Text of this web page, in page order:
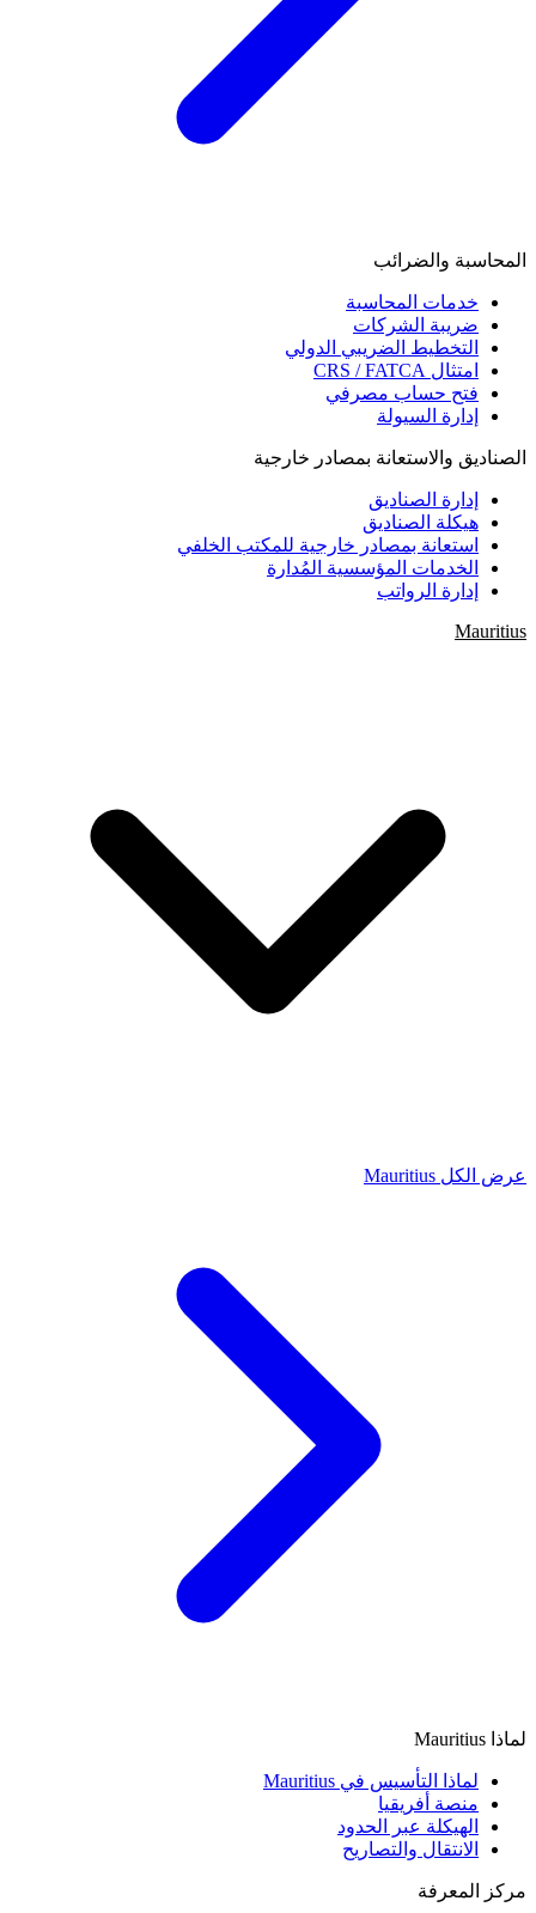
المحاسبة والضرائب
خدمات المحاسبة
ضريبة الشركات
التخطيط الضريبي الدولي
امتثال CRS / FATCA
فتح حساب مصرفي
إدارة السيولة
الصناديق والاستعانة بمصادر خارجية
إدارة الصناديق
هيكلة الصناديق
استعانة بمصادر خارجية للمكتب الخلفي
الخدمات المؤسسية المُدارة
إدارة الرواتب
Mauritius
عرض الكل Mauritius
لماذا Mauritius
لماذا التأسيس في Mauritius
منصة أفريقيا
الهيكلة عبر الحدود
الانتقال والتصاريح
مركز المعرفة